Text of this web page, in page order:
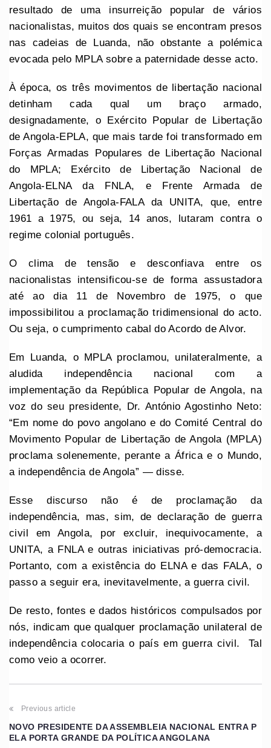
resultado de uma insurreição popular de vários
nacionalistas, muitos dos quais se encontram presos
nas cadeias de Luanda, não obstante a polémica
evocada pelo MPLA sobre a paternidade desse acto.
À época, os três movimentos de libertação nacional
detinham cada qual um braço armado,
designadamente, o Exército Popular de Libertação
de Angola-EPLA, que mais tarde foi transformado em
Forças Armadas Populares de Libertação Nacional
do MPLA; Exército de Libertação Nacional de
Angola-ELNA da FNLA, e Frente Armada de
Libertação de Angola-FALA da UNITA, que, entre
1961 a 1975, ou seja, 14 anos, lutaram contra o
regime colonial português.
O clima de tensão e desconfiava entre os
nacionalistas intensificou-se de forma assustadora
até ao dia 11 de Novembro de 1975, o que
impossibilitou a proclamação tridimensional do acto.
Ou seja, o cumprimento cabal do Acordo de Alvor.
Em Luanda, o MPLA proclamou, unilateralmente, a
aludida independência nacional com a
implementação da República Popular de Angola, na
voz do seu presidente, Dr. António Agostinho Neto:
“Em nome do povo angolano e do Comité Central do
Movimento Popular de Libertação de Angola (MPLA)
proclama solenemente, perante a África e o Mundo,
a independência de Angola” — disse.
Esse discurso não é de proclamação da
independência, mas, sim, de declaração de guerra
civil em Angola, por excluir, inequivocamente, a
UNITA, a FNLA e outras iniciativas pró-democracia.
Portanto, com a existência do ELNA e das FALA, o
passo a seguir era, inevitavelmente, a guerra civil.
De resto, fontes e dados históricos compulsados por
nós, indicam que qualquer proclamação unilateral de
independência colocaria o país em guerra civil. Tal
como veio a ocorrer.
Previous article
NOVO PRESIDENTE DA ASSEMBLEIA NACIONAL ENTRA P
ELA PORTA GRANDE DA POLÍTICA ANGOLANA